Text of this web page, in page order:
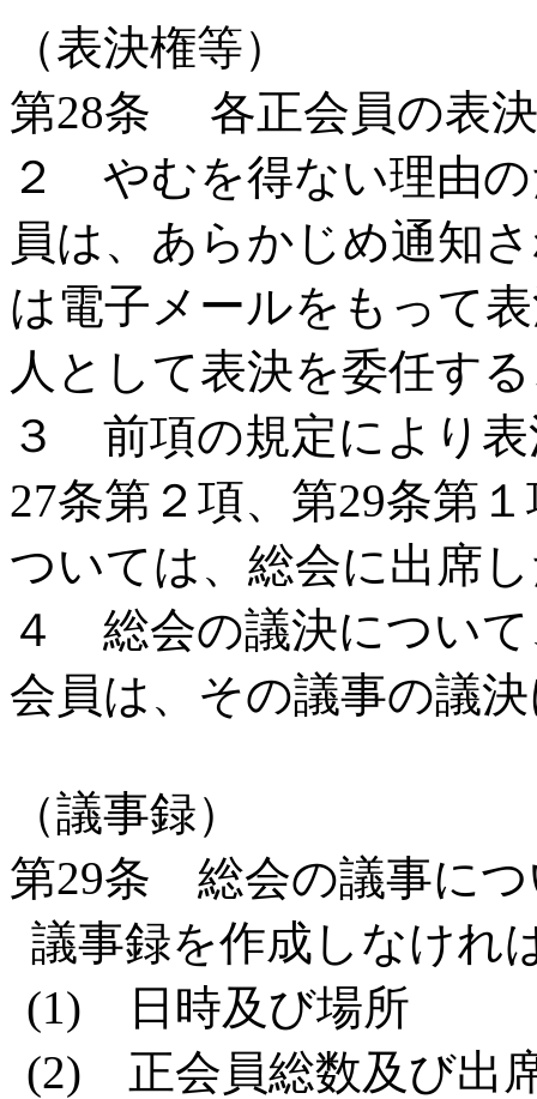
（表決権等）
第28条 各正会員の表
２ やむを得ない理由
員は、あらかじめ通知
は電子メールをもって
人として表決を委任す
３ 前項の規定により表
27条第２項、第29条第
ついては、総会に出席
４ 総会の議決につい
会員は、その議事の議
（議事録）
第29条 総会の議事につ
議事録を作成しなけれ
(1) 日時及び場所
(2) 正会員総数及び出